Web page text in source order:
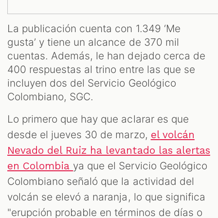
La publicación cuenta con 1.349 ‘Me
gusta’ y tiene un alcance de 370 mil
cuentas. Además, le han dejado cerca de
400 respuestas al trino entre las que se
incluyen dos del Servicio Geológico
Colombiano, SGC.
Lo primero que hay que aclarar es que
desde el jueves 30 de marzo, el volcán
Nevado del Ruiz ha levantado las alertas
en Colombia ya que el Servicio Geológico
Colombiano señaló que la actividad del
volcán se elevó a naranja, lo que significa
"erupción probable en términos de días o